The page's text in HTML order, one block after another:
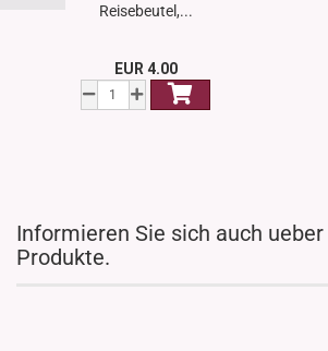
Reisebeutel,...
EUR 4.00
Informieren Sie sich auch
Produkte.